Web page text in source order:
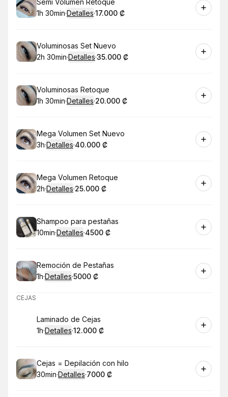
Reservar
Semi Volumen Retoque
.Duración:
1h 30min·Detalles·
.Precio
17.000 ₡
Reservar
Voluminosas Set Nuevo
.Duración:
2h 30min·Detalles·
.Precio:
35.000 ₡
Reservar
Voluminosas Retoque
.Duración:
1h 30min·Detalles·
.Precio:
20.000 ₡
Reservar
Mega Volumen Set Nuevo
.Duración:
3h·Detalles·
.Precio:
40.000 ₡
Reservar
Mega Volumen Retoque
.Duración:
2h·Detalles·
.Precio:
25.000 ₡
Reservar
Shampoo para pestañas
.Duración:
10min·Detalles·
.Precio
4500 ₡
Reservar
Remoción de Pestañas
.Duración:
1h·Detalles·
.Precio
5000 ₡
CEJAS
Reservar
Laminado de Cejas
.Duración:
1h·Detalles·
.Precio:
12.000 ₡
Reservar
Cejas = Depilación con hilo
.Duración:
30min·Detalles·
. Precio
7000 ₡